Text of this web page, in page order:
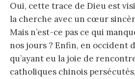
Oui, cette trace de Dieu est
la cherche avec un cœur
Mais n’est-ce pas ce qui
nos jours ? Enfin, en occident
qu’ayant eu la joie de
catholiques chinois